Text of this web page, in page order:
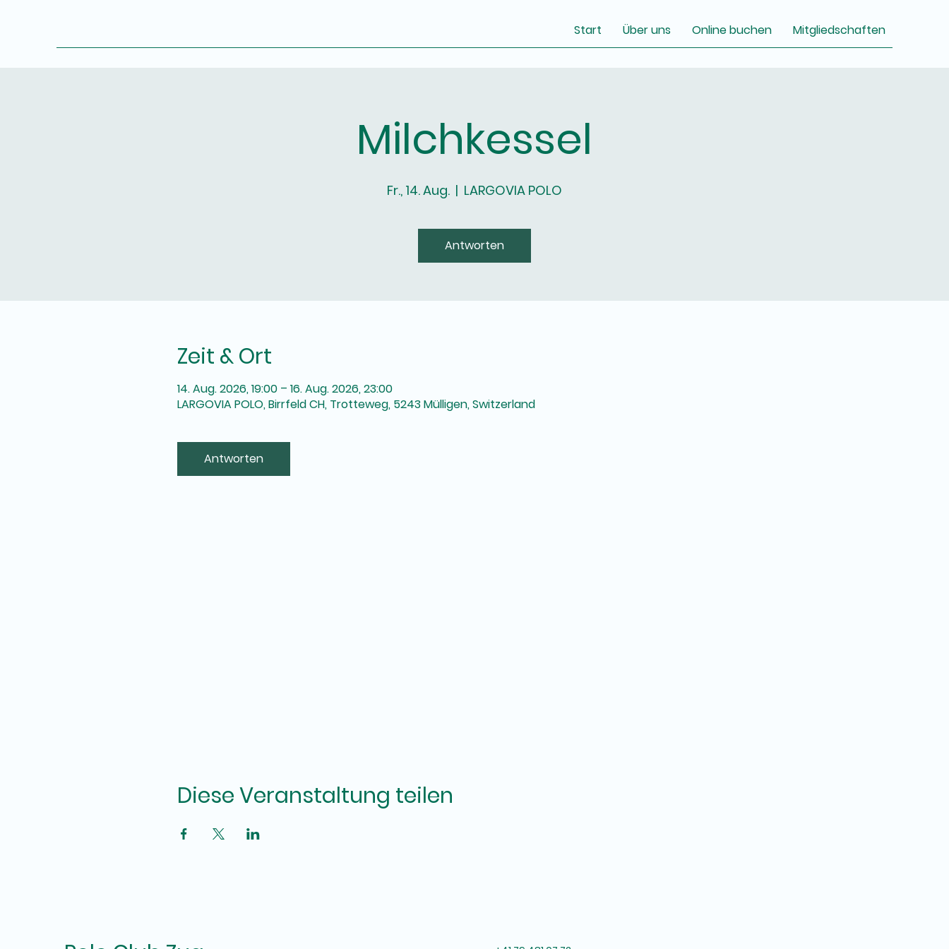
Start Über uns Online buchen Mitgliedschaften
Milchkessel
Fr., 14. Aug.
  |
LARGOVIA POLO
Antworten
Zeit & Ort
14. Aug. 2026, 19:00 – 16. Aug. 2026, 23:00
LARGOVIA POLO, Birrfeld CH, Trotteweg, 5243 Mülligen, Switzerland
Antworten
Diese Veranstaltung teilen